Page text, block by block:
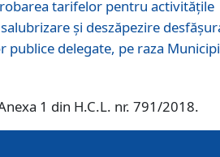
tarifelor pentru activitățile
și deszăpezire
publice delegate, pe raza
1 din H.C.L. nr. 791/2018.